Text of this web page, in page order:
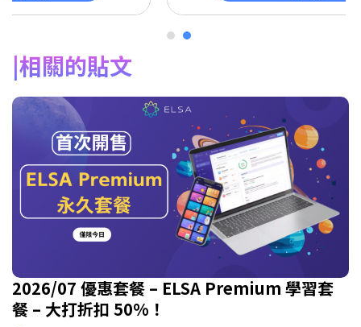
相關的貼文
2026/07 優惠套餐 – ELSA Premium 學習套
餐 – 大打折扣 50%！